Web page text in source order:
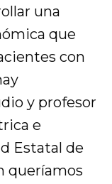
una
que
con
y profesor
e
Estatal de
queríamos